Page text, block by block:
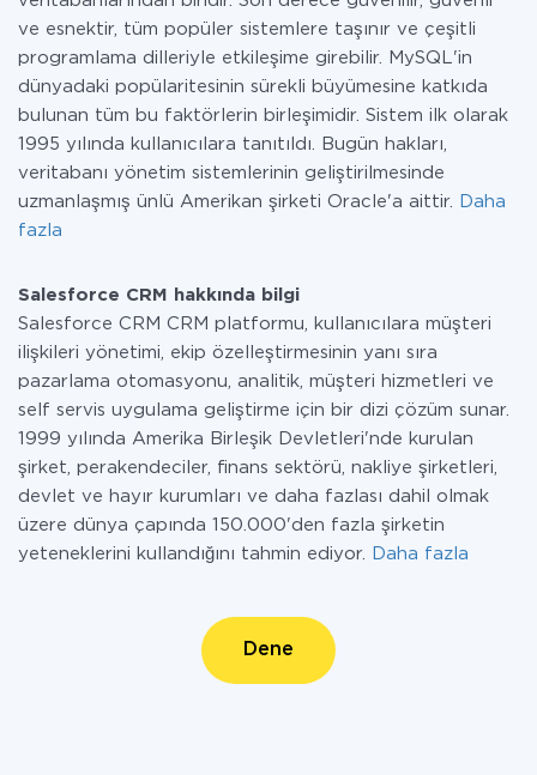
ve esnektir, tüm popüler sistemlere taşınır ve çeşitli
programlama dilleriyle etkileşime girebilir. MySQL'in
dünyadaki popülaritesinin sürekli büyümesine katkıda
bulunan tüm bu faktörlerin birleşimidir. Sistem ilk olarak
1995 yılında kullanıcılara tanıtıldı. Bugün hakları,
veritabanı yönetim sistemlerinin geliştirilmesinde
uzmanlaşmış ünlü Amerikan şirketi Oracle'a aittir.
Daha
fazla
Salesforce CRM hakkında bilgi
Salesforce CRM CRM platformu, kullanıcılara müşteri
ilişkileri yönetimi, ekip özelleştirmesinin yanı sıra
pazarlama otomasyonu, analitik, müşteri hizmetleri ve
self servis uygulama geliştirme için bir dizi çözüm sunar.
1999 yılında Amerika Birleşik Devletleri'nde kurulan
şirket, perakendeciler, finans sektörü, nakliye şirketleri,
devlet ve hayır kurumları ve daha fazlası dahil olmak
üzere dünya çapında 150.000'den fazla şirketin
yeteneklerini kullandığını tahmin ediyor.
Daha fazla
Dene